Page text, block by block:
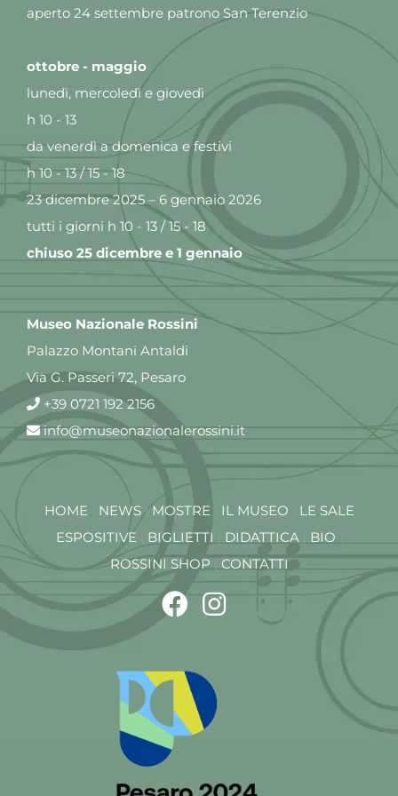
aperto 24 settembre patrono San Terenzio
ottobre - maggio
lunedì, mercoledì e giovedì
h 10 - 13
da venerdì a domenica e festivi
h 10 - 13 / 15 - 18
23 dicembre 2025 – 6 gennaio 2026
tutti i giorni h 10 - 13 / 15 - 18
chiuso 25 dicembre e 1 gennaio
Museo Nazionale Rossini
Palazzo Montani Antaldi
Via G. Passeri 72, Pesaro
+39 0721 192 2156
info@museonazionalerossini.it
HOME NEWS| MOSTRE IL MUSEO
LE SALE
ESPOSITIVE
BIGLIETTI DIDATTICA BIO
ROSSINI SHOP| CONTATTI